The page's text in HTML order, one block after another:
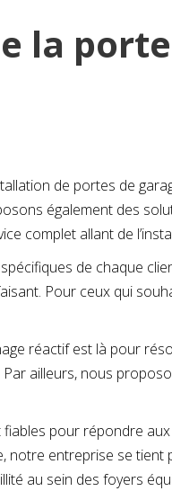
porte
de portes de
également des
complet allant de
de chaque
Pour ceux qui
réactif est là pour
ailleurs, nous
pour répondre
notre entreprise se
au sein des foyers